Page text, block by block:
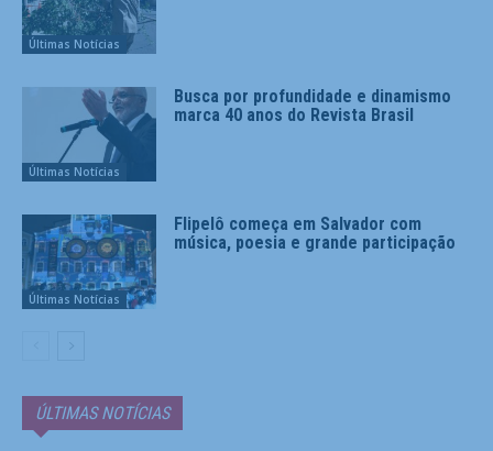
Últimas Notícias
Últimas Notícias
Busca por profundidade e dinamismo
marca 40 anos do Revista Brasil
Últimas Notícias
Flipelô começa em Salvador com
música, poesia e grande participação
ÚLTIMAS NOTÍCIAS